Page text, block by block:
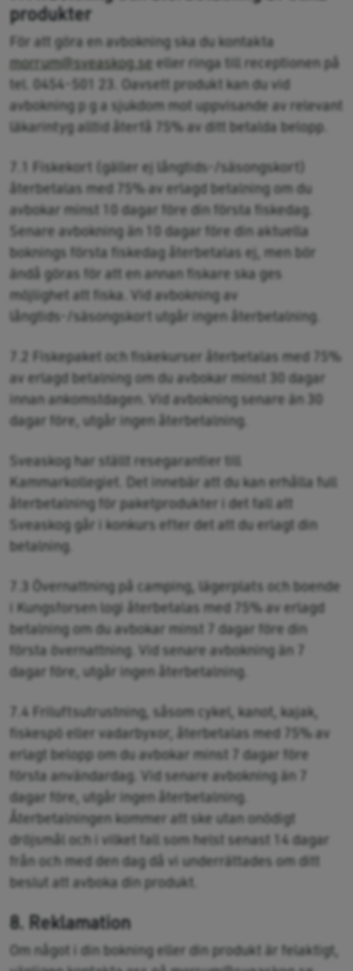
produkter
För att göra en avbokning ska du kontakta
morrum@sveaskog.se eller ringa till receptionen på
tel. 0454-501 23. Oavsett produkt kan du vid
avbokning p g a sjukdom mot uppvisande av relevant
läkarintyg alltid återfå 75% av ditt betalda belopp.
7.1 Fiskekort (gäller ej långtids-/säsongskort)
återbetalas med 75% av erlagd betalning om du
avbokar minst 10 dagar före din första fiskedag.
Senare avbokning än 10 dagar före din aktuella
boknings första fiskedag återbetalas ej, men bör
ändå göras för att en annan fiskare ska ges
möjlighet att fiska. Vid avbokning av
långtids-/säsongskort utgår ingen återbetalning.
7.2 Fiskepaket och fiskekurser återbetalas med 75%
av erlagd betalning om du avbokar minst 30 dagar
innan ankomstdagen. Vid avbokning senare än 30
dagar före, utgår ingen återbetalning.
Sveaskog har ställt resegarantier till
Kammarkollegiet. Det innebär att du kan erhålla full
återbetalning för paketprodukter i det fall att
Sveaskog går i konkurs efter det att du erlagt din
betalning.
7.3 Övernattning på camping, lägerplats och boende
i Kungsforsen logi återbetalas med 75% av erlagd
betalning om du avbokar minst 7 dagar före din
första övernattning. Vid senare avbokning än 7
dagar före, utgår ingen återbetalning.
7.4 Friluftsutrustning, såsom cykel, kanot, kajak,
fiskespö eller vadarbyxor, återbetalas med 75% av
erlagt belopp om du avbokar minst 7 dagar före
första användardag. Vid senare avbokning än 7
dagar före, utgår ingen återbetalning.
Återbetalningen kommer att ske utan onödigt
dröjsmål och i vilket fall som helst senast 14 dagar
från och med den dag då vi underrättades om ditt
beslut att avboka din produkt.
8. Reklamation
Om något i din bokning eller din produkt är felaktigt,